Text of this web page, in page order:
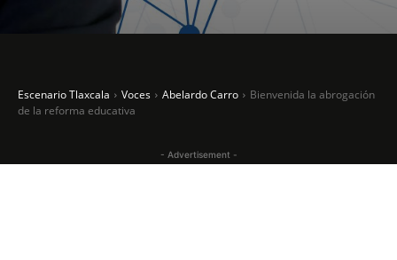
Escenario Tlaxcala Voces Abelardo Carro
Bienvenida la abrogación
de la reforma educativa
- Advertisement -